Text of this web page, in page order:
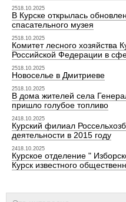
2518.10.2025
В Курске открылась
спасательного музея
2518.10.2025
Комитет лесного хозяйства
Российской Федерации в
2518.10.2025
Новоселье в Дмитриеве
2518.10.2025
В дома жителей села
пришло голубое топливо
2418.10.2025
Курский филиал
деятельности в 2015 году
2418.10.2025
Курское отделение "
Курск известного